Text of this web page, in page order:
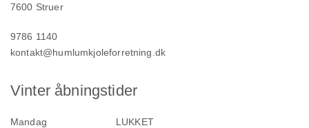
7600 Struer
9786 1140
kontakt@humlumkjoleforretning.dk
Vinter åbningstider
Mandag
LUKKET